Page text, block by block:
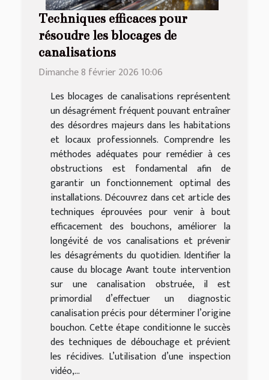
Techniques efficaces pour
résoudre les blocages de
canalisations
Dimanche 8 février 2026 10:06
Les blocages de canalisations représentent
un désagrément fréquent pouvant entraîner
des désordres majeurs dans les habitations
et locaux professionnels. Comprendre les
méthodes adéquates pour remédier à ces
obstructions est fondamental afin de
garantir un fonctionnement optimal des
installations. Découvrez dans cet article des
techniques éprouvées pour venir à bout
efficacement des bouchons, améliorer la
longévité de vos canalisations et prévenir
les désagréments du quotidien. Identifier la
cause du blocage Avant toute intervention
sur une canalisation obstruée, il est
primordial d’effectuer un diagnostic
canalisation précis pour déterminer l’origine
bouchon. Cette étape conditionne le succès
des techniques de débouchage et prévient
les récidives. L’utilisation d’une inspection
vidéo,...